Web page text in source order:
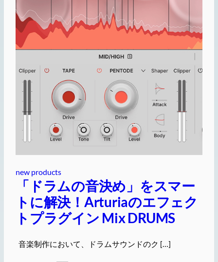
new products
「ドラムの音決め」をスマー
トに解決！Arturiaのエフェク
トプラグイン Mix DRUMS
音楽制作において、ドラムサウンドのク […]